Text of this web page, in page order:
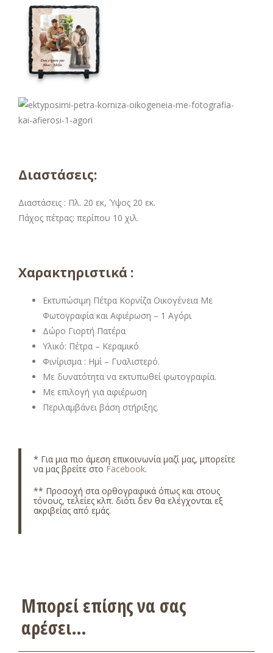
Διαστάσεις:
Διαστάσεις : Πλ. 20 εκ, Ύψος 20 εκ.
Πάχος πέτρας: περίπου 10 χιλ.
Χαρακτηριστικά :
Εκτυπώσιμη Πέτρα Κορνίζα Οικογένεια Με
Φωτογραφία και Αφιέρωση – 1 Αγόρι
Δώρο Γιορτή Πατέρα
Υλικό: Πέτρα – Κεραμικό
Φινίρισμα : Ημί – Γυαλιστερό.
Με δυνατότητα να εκτυπωθεί φωτογραφία.
Με επιλογή για αφιέρωση
Περιλαμβάνει βάση στήριξης.
* Για μια πιο άμεση επικοινωνία μαζί μας, μπορείτε
να μας βρείτε στο Facebook.
** Προσοχή στα ορθογραφικά όπως και στους
τόνους, τελείες κλπ. διότι δεν θα ελέγχονται εξ
ακριβείας από εμάς.
Μπορεί επίσης να σας
αρέσει…